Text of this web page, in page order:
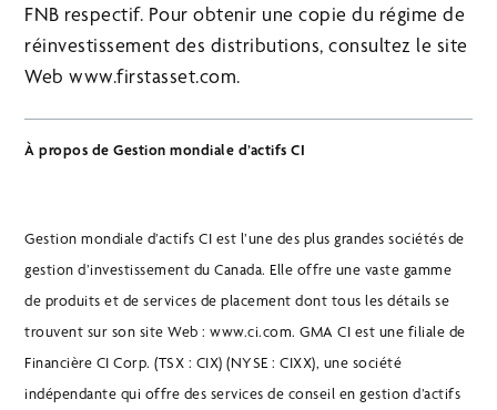
FNB respectif. Pour obtenir une copie du régime de
réinvestissement des distributions, consultez le site
Web www.firstasset.com.
À propos de Gestion mondiale d’actifs CI
Gestion mondiale d’actifs CI est l’une des plus grandes sociétés de
gestion d’investissement du Canada. Elle offre une vaste gamme
de produits et de services de placement dont tous les détails se
trouvent sur son site Web : www.ci.com. GMA CI est une filiale de
Financière CI Corp. (TSX : CIX) (NYSE : CIXX), une société
indépendante qui offre des services de conseil en gestion d’actifs